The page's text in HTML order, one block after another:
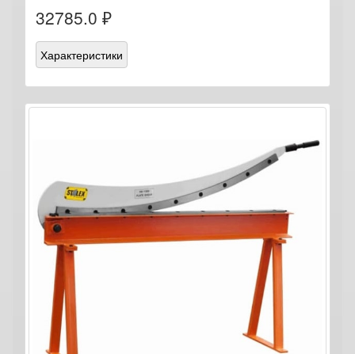
32785.0 ₽
Характеристики